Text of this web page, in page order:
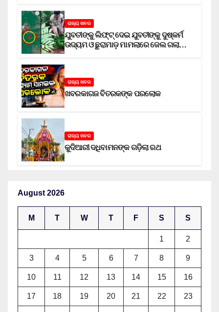
ରାଜ୍ୟ ଖବର
ଯୁବତୀଙ୍କୁ ଲିଫ୍‌ଟ୍‌ ଦେଇ ଯୁବତୀଙ୍କୁ ଦୁଷ୍କର୍ମ
ଉଦ୍ୟମ ଓ ଛୁରାମାଡ଼ ମାମଲାରେ ଜେଲ ଗଲା
ରାଜ୍ୟ ଖବର
ଖବରକାଗଜ ବିତରକଙ୍କ ପରଲୋକ
ରାଜ୍ୟ ଖବର
କୁଦିଆରୀ ଦଧିବାମନଙ୍କ ଗଡ଼ିଲା ରଥ
August 2026
M T W T F S S
1 2
3 4 5 6 7 8 9
10 11 12 13 14 15 16
17 18 19 20 21 22 23